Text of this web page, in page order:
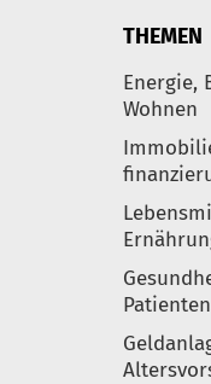
Elemente
THEMEN
Energie,
Wohnen